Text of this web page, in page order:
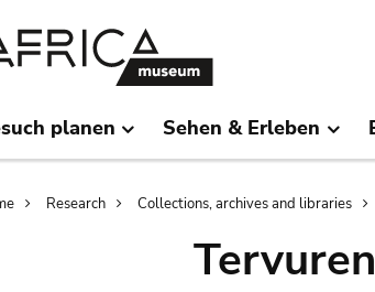
planen Sehen & Erleben
Research Collections, archives and libraries